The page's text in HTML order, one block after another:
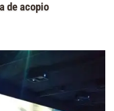
de acopio